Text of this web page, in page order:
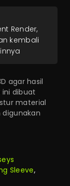
Render,
kembali
agar hasil
dibuat
material
Sleeve,